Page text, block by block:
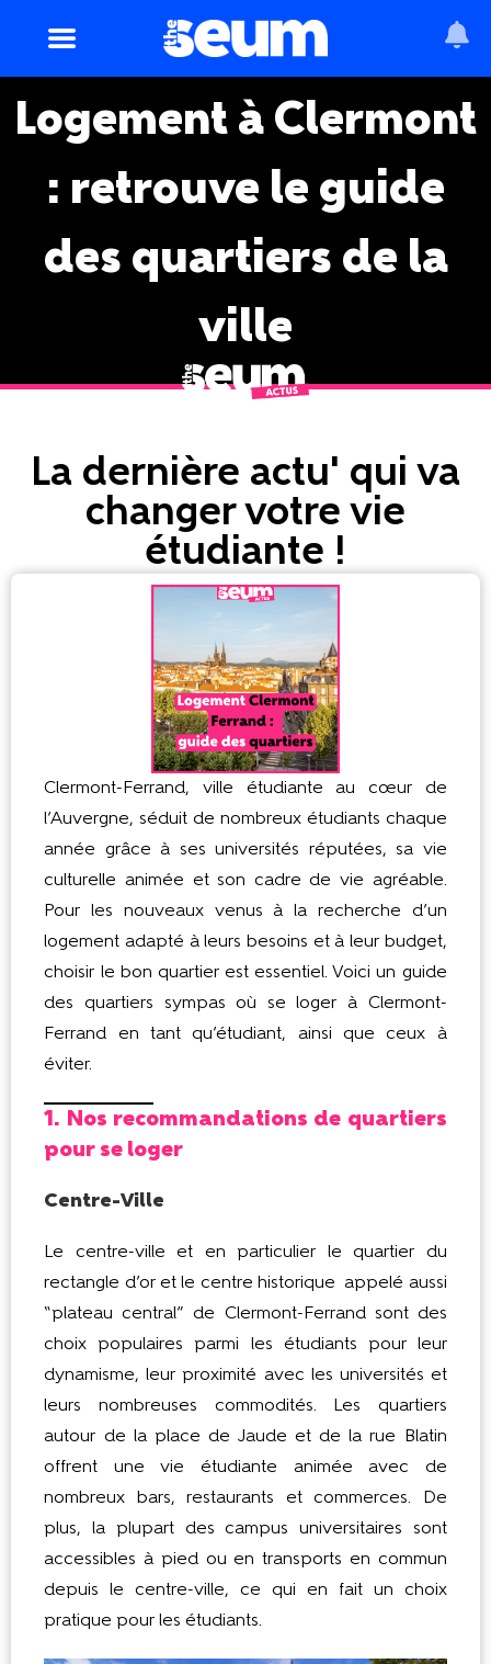
Logement à Clermont
: retrouve le guide
des quartiers de la
ville
La dernière actu' qui va
changer votre vie
étudiante !
Clermont-Ferrand, ville étudiante au cœur de
l’Auvergne, séduit de nombreux étudiants chaque
année grâce à ses universités réputées, sa vie
culturelle animée et son cadre de vie agréable.
Pour les nouveaux venus à la recherche d’un
logement adapté à leurs besoins et à leur budget,
choisir le bon quartier est essentiel. Voici un guide
des quartiers sympas où se loger à Clermont-
Ferrand en tant qu’étudiant, ainsi que ceux à
éviter.
1. Nos recommandations de quartiers
pour se loger
Centre-Ville
Le centre-ville et en particulier le quartier du
rectangle d’or et le centre historique appelé aussi
“plateau central” de Clermont-Ferrand sont des
choix populaires parmi les étudiants pour leur
dynamisme, leur proximité avec les universités et
leurs nombreuses commodités. Les quartiers
autour de la place de Jaude et de la rue Blatin
offrent une vie étudiante animée avec de
nombreux bars, restaurants et commerces. De
plus, la plupart des campus universitaires sont
accessibles à pied ou en transports en commun
depuis le centre-ville, ce qui en fait un choix
pratique pour les étudiants.